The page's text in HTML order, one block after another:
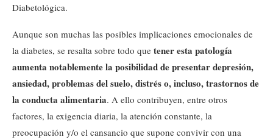
Diabetológica.
Aunque son muchas las posibles implicaciones emocionales de
la diabetes, se resalta sobre todo que tener esta patología
aumenta notablemente la posibilidad de presentar depresión,
ansiedad, problemas del suelo, distrés o, incluso, trastornos de
la conducta alimentaria. A ello contribuyen, entre otros
factores, la exigencia diaria, la atención constante, la
preocupación y/o el cansancio que supone convivir con una